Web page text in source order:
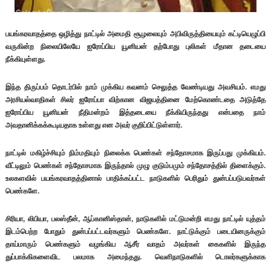
பயங்கரவாதத்தை ஒழித்து நாட்டில் அமைதி சூழலையும் அபிவிருத்தியையும் கட்டியெழுப்பி
வருகின்ற நிலையிலேயே ஐரோப்பிய யூனியன் தற்போது புலிகள் மீதான தடையை
நீக்கியுள்ளது.
இந்த திருப்பம் தொடர்பில் நாம் முக்கிய கவனம் செலுத்த வேண்டியது அவசியம். எமது
அரசியல்வாதிகள் சிலர் ஐரோப்பா விற்கான விஜயத்தினை மேற்கொண்டதை அடுத்தே
ஐரோப்பிய யூனியன் நீதிமன்றம் இத்தடையை நீக்கியிருந்தது என்பதை நாம்
அவதானிக்கக்கூடியதாக உள்ளது என அவர் குறிப்பிட்டுள்ளார்.
நாட்டில் மகிழ்ச்சியும் நிம்மதியும் நிலைக்க பெண்கள் சந்தோசமாக இருப்பது முக்கியம்.
வீட்டிலும் பெண்கள் சந்தோசமாக இருந்தால் முழு குடும்பமும் சந்தோசத்தில் திளைக்கும்.
உலகளவில் பயங்கரவாதத்தினால் பாதிக்கப்பட்ட நாடுகளில் பெரிதும் துன்பப்படுபவர்கள்
பெண்களே.
சிரியா, லிபியா, பலஸ்தீன், ஆப்கானிஸ்தான், நாடுகளில் மட்டுமன்றி எமது நாட்டில் யுத்தம்
இடம்பெற்ற போதும் துன்பப்பட்டவர்களும் பெண்களே. நாட்டுக்கும் படையினருக்கும்
தாய்மாரும் பெண்களும் வழங்கிய ஆசீர் வாதம் அவர்கள் கைகளில் இருந்த
துப்பாக்கிகளைவிட பலமாக அமைந்தது. வெளிநாடுகளில் டொலர்களுக்காக